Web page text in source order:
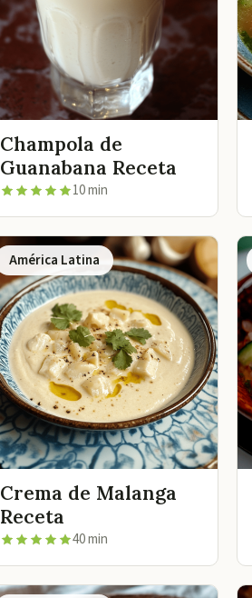
Champola de
Guanabana Receta
10 min
América Latina
Crema de Malanga
Receta
40 min